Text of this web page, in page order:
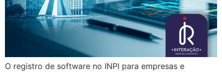
O registro de software no INPI para empresas e